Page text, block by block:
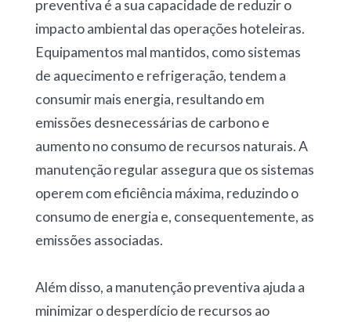
preventiva é a sua capacidade de reduzir o
impacto ambiental das operações hoteleiras.
Equipamentos mal mantidos, como sistemas
de aquecimento e refrigeração, tendem a
consumir mais energia, resultando em
emissões desnecessárias de carbono e
aumento no consumo de recursos naturais. A
manutenção regular assegura que os sistemas
operem com eficiência máxima, reduzindo o
consumo de energia e, consequentemente, as
emissões associadas.
Além disso, a manutenção preventiva ajuda a
minimizar o desperdício de recursos ao